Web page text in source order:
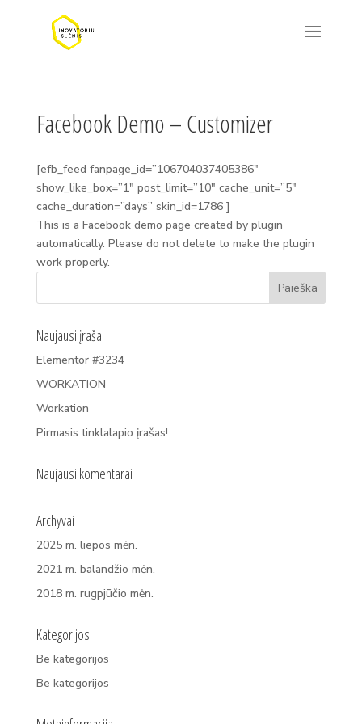
Facebook Demo – Customizer
[efb_feed fanpage_id=”106704037405386″
show_like_box=”1″ post_limit=”10″ cache_unit=”5″
cache_duration=”days” skin_id=1786 ]
This is a Facebook demo page created by plugin
automatically. Please do not delete to make the plugin
work properly.
Naujausi įrašai
Elementor #3234
WORKATION
Workation
Pirmasis tinklalapio įrašas!
Naujausi komentarai
Archyvai
2025 m. liepos mėn.
2021 m. balandžio mėn.
2018 m. rugpjūčio mėn.
Kategorijos
Be kategorijos
Be kategorijos